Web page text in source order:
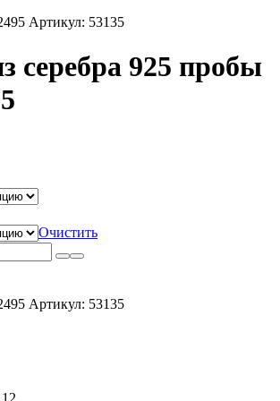
Артикул: 53135
серебра 925 пробы
Очистить
Артикул: 53135